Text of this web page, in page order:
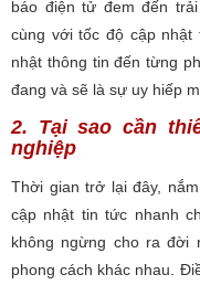
báo điện tử đem đến
cùng với tốc độ cập nhật
nhật thông tin đến từng
đang và sẽ là sự uy hiếp
2. Tại sao cần
nghiệp
Thời gian trở lại đây,
cập nhật tin tức nhanh
không ngừng cho ra đời
phong cách khác nhau.